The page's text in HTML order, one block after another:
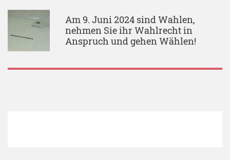
Am 9. Juni 2024 sind Wahlen,
nehmen Sie ihr Wahlrecht in
Anspruch und gehen Wählen!